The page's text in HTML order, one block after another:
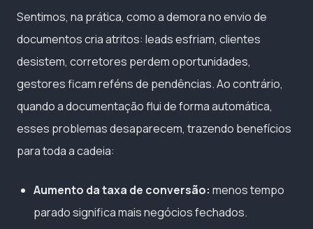
Sentimos, na prática, como a demora no envio de
documentos cria atritos: leads esfriam, clientes
desistem, corretores perdem oportunidades,
gestores ficam reféns de pendências. Ao contrário,
quando a documentação flui de forma automática,
esses problemas desaparecem, trazendo benefícios
para toda a cadeia:
Aumento da taxa de conversão: menos tempo
parado significa mais negócios fechados.